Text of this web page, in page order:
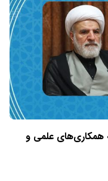
همکاری‌های علمی و